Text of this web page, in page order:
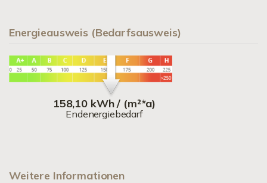
Energieausweis (Bedarfsausweis)
158,10 kWh / (m²*a)
Endenergiebedarf
Weitere Informationen